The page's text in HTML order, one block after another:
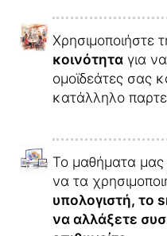
Χρησιμοποιήστε
κοινότητα για
ομοϊδεάτες σας
κατάλληλο
Το μαθήματα μας
να τα
υπολογιστή, το
να αλλάξετε